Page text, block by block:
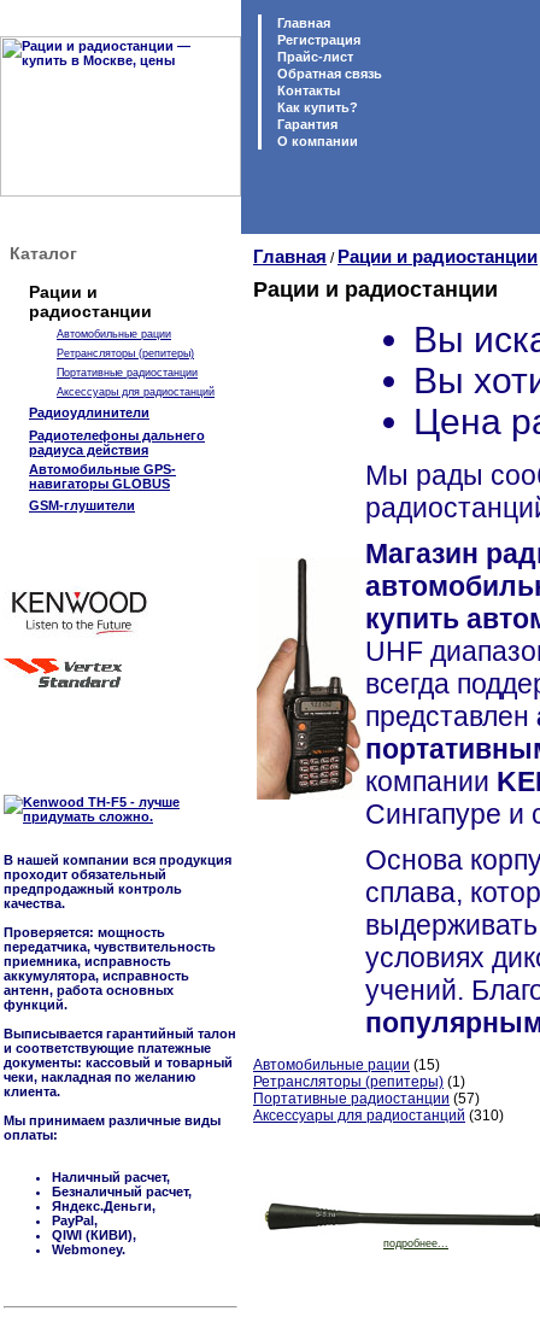
Главная
Регистрация
Прайс-лист
Обратная связь
Контакты
Как купить?
Гарантия
O компании
Каталог
Рации и
радиостанции
Автомобильные рации
Ретрансляторы (репитеры)
Портативные радиостанции
Аксессуары для радиостанций
Радиоудлинители
Радиотелефоны дальнего
радиуса действия
Автомобильные GPS-
навигаторы GLOBUS
GSM-глушители
В нашей компании вся продукция
проходит обязательный
предпродажный контроль
качества.
Проверяется: мощность
передатчика, чувствительность
приемника, исправность
аккумулятора, исправность
антенн, работа основных
функций.
Выписывается гарантийный талон
и соответствующие платежные
документы: кассовый и товарный
чеки, накладная по желанию
клиента.
Мы принимаем различные виды
оплаты:
Наличный расчет,
Безналичный расчет,
Яндекс.Деньги,
PayPal,
QIWI (КИВИ),
Webmoney.
Главная / Рации и радиостанции
Рации и радиостанции
Вы
Вы
Цена
Мы рады
Магазин
купить
UHF
всегда
представлен
компании
Сингапуре и
Основа
сплава,
условиях
учений.
Автомобильные рации (15)
Ретрансляторы (репитеры) (1)
Портативные радиостанции (57)
Аксессуары для радиостанций (310)
подробнее...